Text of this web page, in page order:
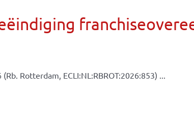
Rotterdam, ECLI:NL:RBROT:2026:853) ...